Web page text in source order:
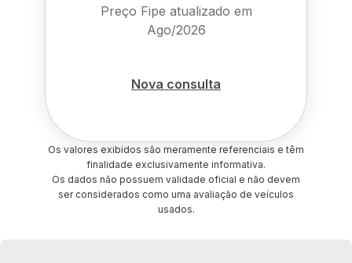
Preço Fipe atualizado em
Ago/2026
Nova consulta
Os valores exibidos são meramente referenciais e têm
finalidade exclusivamente informativa.
Os dados não possuem validade oficial e não devem
ser considerados como uma avaliação de veículos
usados.